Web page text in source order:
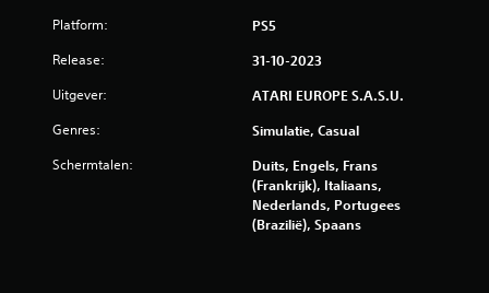
o
Platform: PS5
Release: 31-10-2023
Uitgever: ATARI EUROPE S.A.S.U.
Genres: Simulatie, Casual
Schermtalen:
Duits, Engels, Frans
(Frankrijk), Italiaans,
Nederlands, Portugees
(Brazilië), Spaans